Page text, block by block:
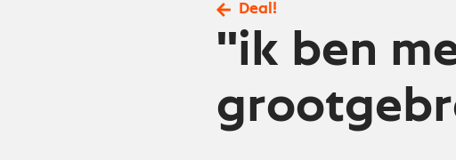
Deal!
''ik ben